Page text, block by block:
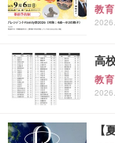
教
高
教
【